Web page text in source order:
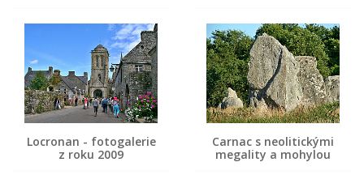
Locronan - fotogalerie
z roku 2009
Carnac s neolitickými
megality a mohylou